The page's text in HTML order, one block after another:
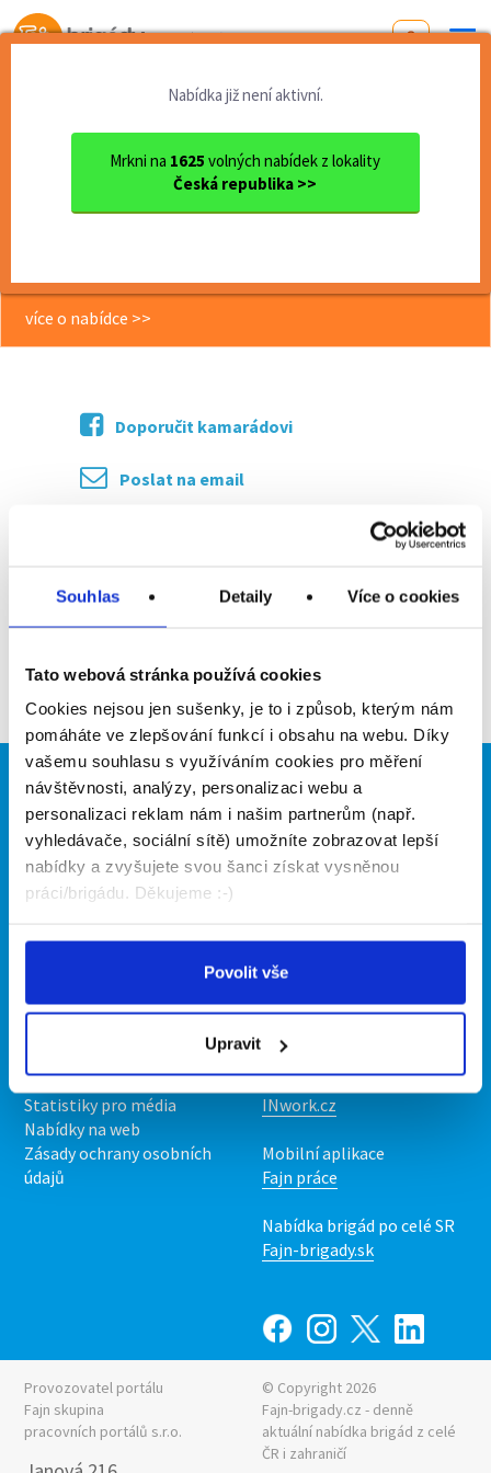
Souhlas Detaily Více o cookies
Tato webová stránka používá cookies
Cookies nejsou jen sušenky, je to i způsob, kterým nám
pomáháte ve zlepšování funkcí i obsahu na webu. Díky
vašemu souhlasu s využíváním cookies pro měření
návštěvnosti, analýzy, personalizaci webu a
personalizaci reklam nám i našim partnerům (např.
vyhledávače, sociální sítě) umožníte zobrazovat lepší
nabídky a zvyšujete svou šanci získat vysněnou
práci/brigádu. Děkujeme :-)
Povolit vše
Upravit
Od první brigády
Nabídka již není aktivní.
Mrkni na 1625 volných nabídek z lokality
Česká republika >>
Plzeňský kraj okres Plzeň
DPP - úklid kanceláří - Plz...
DPP - úklid kanceláří - Plzeň
více o nabídce >>
Doporučit kamarádovi
Poslat na email
Zpět
Brigádníci
Články
Hledané brigády
Firmy
Vložit inzerát
Ceník
Kontakt
Upravit předvolby cookies
Statistiky pro média
Nabídky na web
Zásady ochrany osobních
údajů
Naše další projekty
Mobilní aplikace
Nabídka práce z celé ČR
INwork.cz
Mobilní aplikace
Fajn práce
Nabídka brigád po celé SR
Fajn-brigady.sk
Provozovatel portálu
Fajn skupina
pracovních portálů s.r.o.
© Copyright 2026
Fajn-brigady.cz - denně
aktuální nabídka brigád z celé
ČR i zahraničí